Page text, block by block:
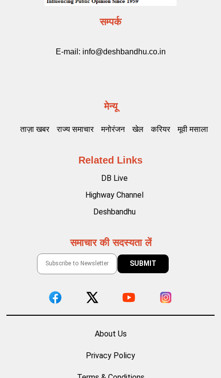
सम्पर्क
E-mail: info@deshbandhu.co.in
मेन्यू
ताज़ा खबर राज्य समाचार मनोरंजन खेल करियर मूवी मसाला
Related Links
DB Live
Highway Channel
Deshbandhu
समाचार की सदस्यता लें
About Us
Privacy Policy